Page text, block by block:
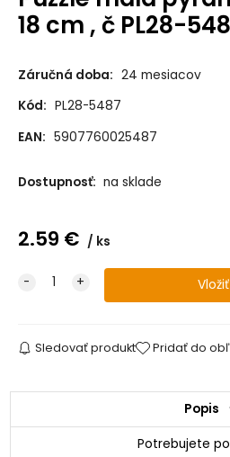
18 cm , č PL28-
Záručná doba: 24 mesiacov
Kód: PL28-5487
EAN: 5907760025487
Dostupnosť: na sklade
2.59 € ks
Sledovať produkt Pridať do
Popis
Potrebujete